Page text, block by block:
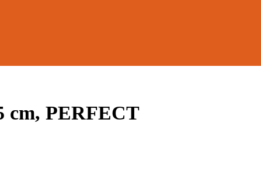
cm, PERFECT